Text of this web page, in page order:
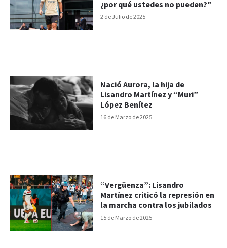
2 de Julio de 2025
¿por qué ustedes no pueden?"
16 de Marzo de 2025
Nació Aurora, la hija de
Lisandro Martínez y “Muri”
López Benítez
15 de Marzo de 2025
“Vergüenza”: Lisandro
Martínez criticó la represión en
la marcha contra los jubilados